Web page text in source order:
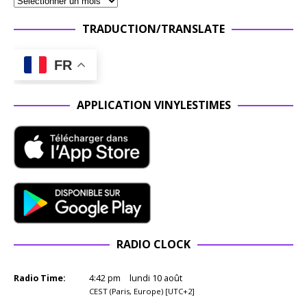
TRADUCTION/TRANSLATE
FR
APPLICATION VINYLESTIMES
RADIO CLOCK
Radio Time: 4:42pm lundi 10 août
CEST (Paris, Europe) [UTC+2]